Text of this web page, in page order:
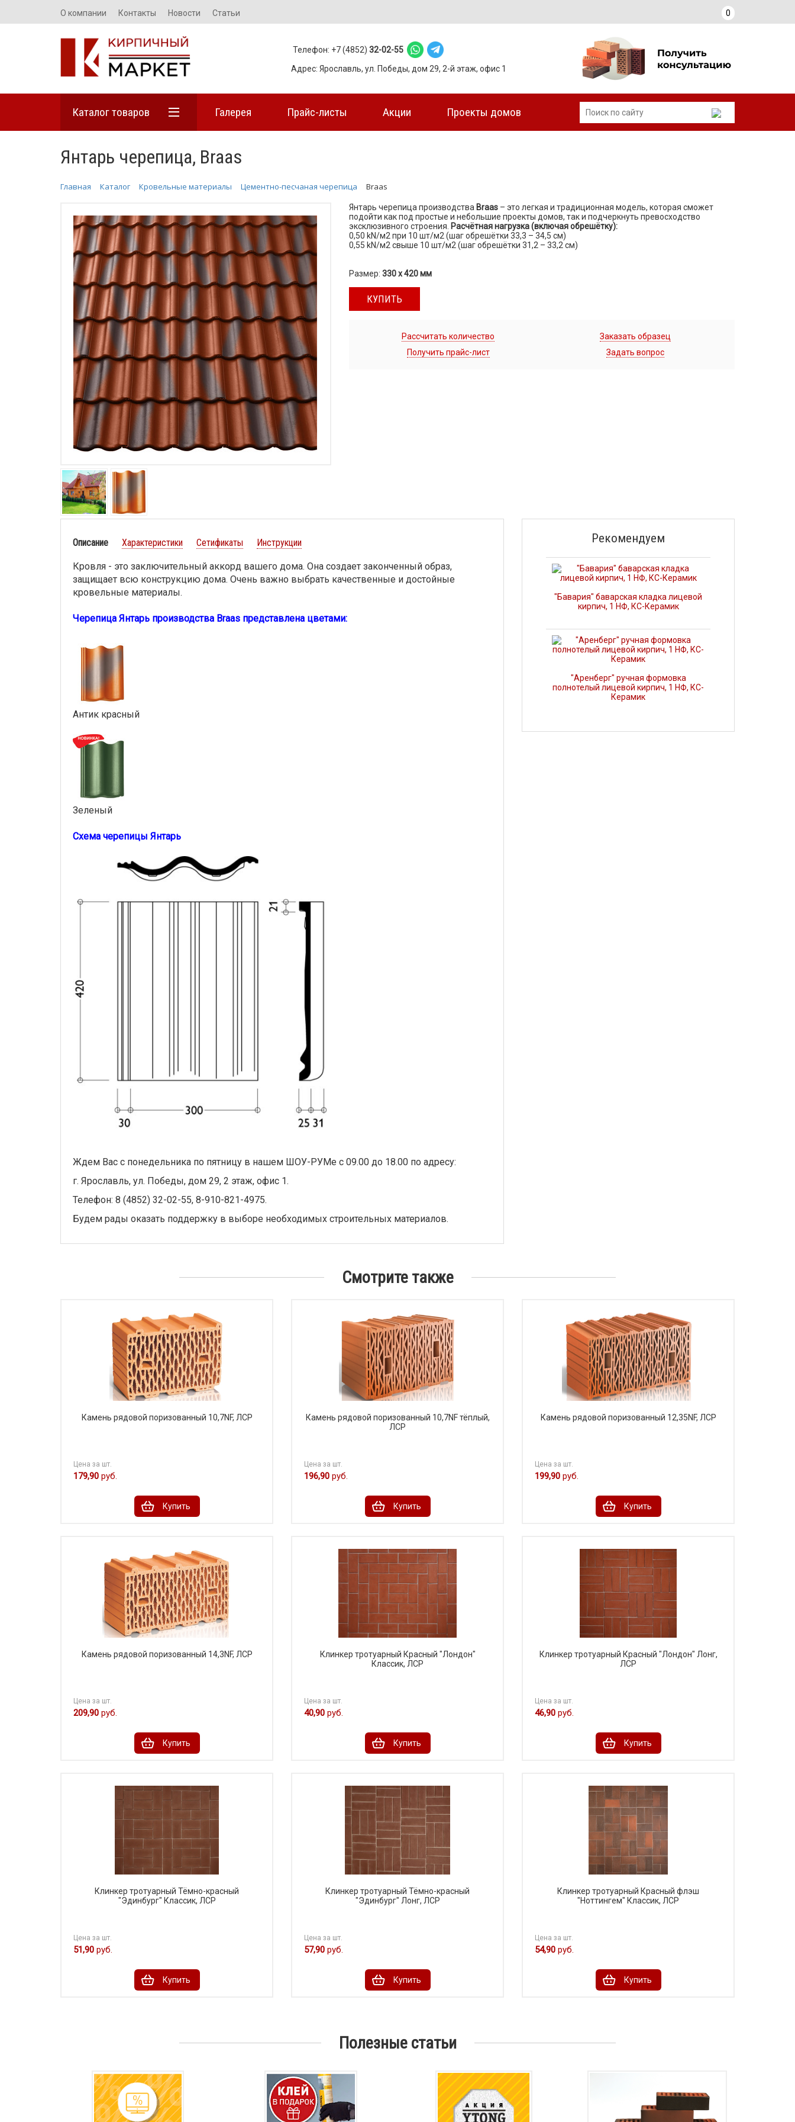
О компании Контакты Новости Статьи 0
Телефон: +7 (4852) 32-02-55
Адрес: Ярославль, ул. Победы, дом 29, 2-й этаж, офис 1
Каталог товаров Галерея Прайс-листы Акции Проекты домов
Янтарь черепица, Braas
Главная Каталог Кровельные материалы Цементно-песчаная черепица Braas
Янтарь черепица производства Braas– это легкая и традиционная модель, которая сможет
подойти как под простые и небольшие проекты домов, так и подчеркнуть превосходство
эксклюзивного строения. Расчётная нагрузка (включая обрешётку):
0,50 kN/м2 при 10 шт/м2 (шаг обрешётки 33,3 – 34,5 см)
0,55 kN/м2 свыше 10 шт/м2 (шаг обрешётки 31,2 – 33,2 см)
Размер: 330 х 420 мм
КУПИТЬ
Рассчитать количество
Заказать образец
Получить прайс-лист
Задать вопрос
Описание Характеристики Сетификаты Инструкции
Кровля - это заключительный аккорд вашего дома. Она создает законченный образ,
защищает всю конструкцию дома. Очень важно выбрать качественные и достойные
кровельные материалы.
Черепица Янтарь производства Braas представлена цветами:
Антик красный
Зеленый
Схема черепицы Янтарь
Ждем Вас с понедельника по пятницу в нашем ШОУ-РУМе с 09.00 до 18.00 по адресу:
г. Ярославль, ул. Победы, дом 29, 2 этаж, офис 1.
Телефон: 8 (4852) 32-02-55, 8-910-821-4975.
Будем рады оказать поддержку в выборе необходимых строительных материалов.
Рекомендуем
"Бавария" баварская кладка лицевой
кирпич, 1 НФ, КС-Керамик
"Аренберг" ручная формовка
полнотелый лицевой кирпич, 1 НФ, КС-
Керамик
Смотрите также
Камень рядовой поризованный 10,7NF, ЛСР
Цена за шт.
179,90 руб.
Купить
Камень рядовой поризованный 10,7NF тёплый,
ЛСР
Цена за шт.
196,90 руб.
Купить
Камень рядовой поризованный 12,35NF, ЛСР
Цена за шт.
199,90 руб.
Купить
Камень рядовой поризованный 14,3NF, ЛСР
Цена за шт.
209,90 руб.
Купить
Клинкер тротуарный Красный "Лондон"
Классик, ЛСР
Цена за шт.
40,90 руб.
Купить
Клинкер тротуарный Красный "Лондон" Лонг,
ЛСР
Цена за шт.
46,90 руб.
Купить
Клинкер тротуарный Тёмно-красный
"Эдинбург" Классик, ЛСР
Цена за шт.
51,90 руб.
Купить
Клинкер тротуарный Тёмно-красный
"Эдинбург" Лонг, ЛСР
Цена за шт.
57,90 руб.
Купить
Клинкер тротуарный Красный флэш
"Ноттингем" Классик, ЛСР
Цена за шт.
54,90 руб.
Купить
Полезные статьи